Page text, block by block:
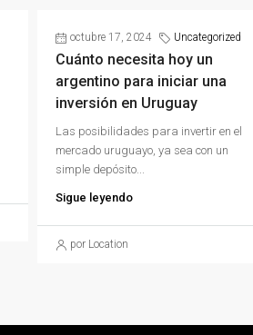
octubre 17, 2024 Uncategorized
Cuánto necesita hoy un
argentino para iniciar una
inversión en Uruguay
Las posibilidades para invertir en el
mercado uruguayo, ya sea con un
simple depósito...
Sigue leyendo
por Location